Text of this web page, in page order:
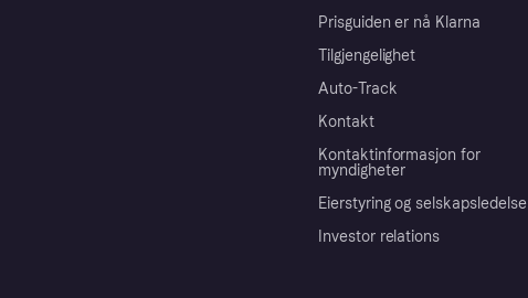
Prisguiden er nå Klarna
Tilgjengelighet
Auto-Track
Kontakt
Kontaktinformasjon for
myndigheter
Eierstyring og selskapsledelse
Investor relations